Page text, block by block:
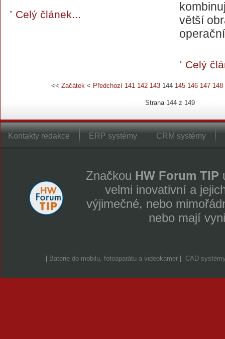
Celý článek...
větší
Celý
<< Začátek< Předchozí 141 142 143 144 145 146 147 148
Strana 144 z 149
Kontakty redakce ERP systémy CRM systémy
Značkou HW Forum TIP
velmi inovativní a
výjimečné, nebo
nebo mají
Baterie do mobilu, fotoaparátu a videokamer CAD